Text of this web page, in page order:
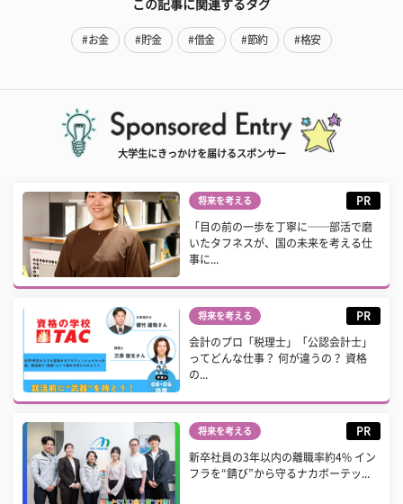
この記事に関連するタグ
#お金 #貯金 #借金 #節約 #格安
大学生にきっかけを届けるスポンサー
将来を考える PR
「目の前の一歩を丁寧に──部活で磨
いたタフネスが、国の未来を考える仕
事に...
将来を考える PR
会計のプロ「税理士」「公認会計士」
ってどんな仕事？ 何が違うの？ 資格
の...
将来を考える PR
新卒社員の3年以内の離職率約4% イン
フラを“錆び”から守るナカボーテッ...